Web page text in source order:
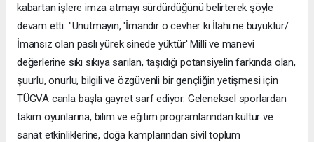
kabartan işlere imza atmayı sürdürdüğünü belirterek şöyle
devam etti: "Unutmayın, 'İmandır o cevher ki İlahi ne büyüktür/
İmansız olan paslı yürek sinede yüktür' Millî ve manevi
değerlerine sıkı sıkıya sarılan, taşıdığı potansiyelin farkında olan,
şuurlu, onurlu, bilgili ve özgüvenli bir gençliğin yetişmesi için
TÜGVA canla başla gayret sarf ediyor. Geleneksel sporlardan
takım oyunlarına, bilim ve eğitim programlarından kültür ve
sanat etkinliklerine, doğa kamplarından sivil toplum